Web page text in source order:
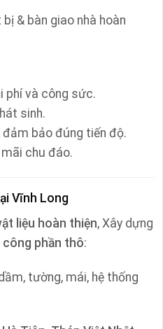
& bàn giao nhà hoàn
phí và công sức.
sinh.
bảo đúng tiến độ.
mãi chu đáo.
Vĩnh Long
liệu hoàn thiện, Xây dựng
phần thô:
tường, mái, hệ thống